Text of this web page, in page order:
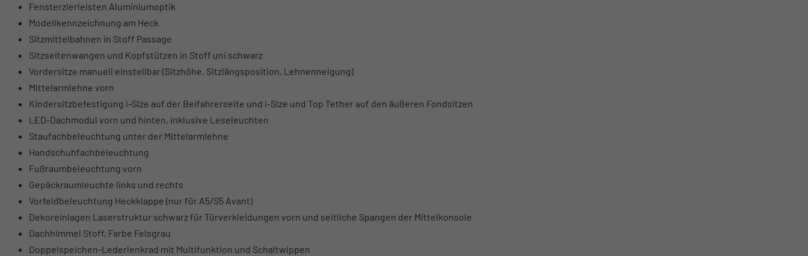
Fensterzierleisten Aluminiumoptik
Modellkennzeichnung am Heck
Sitzmittelbahnen in Stoff Passage
Sitzseitenwangen und Kopfstützen in Stoff uni schwarz
Vordersitze manuell einstellbar (Sitzhöhe, Sitzlängsposition, Lehnenneigung)
Mittelarmlehne vorn
Kindersitzbefestigung i-Size auf der Beifahrerseite und i-Size und Top Tether auf den äußeren Fondsitzen
LED-Dachmodul vorn und hinten, inklusive Leseleuchten
Staufachbeleuchtung unter der Mittelarmlehne
Handschuhfachbeleuchtung
Fußraumbeleuchtung vorn
Gepäckraumleuchte links und rechts
Vorfeldbeleuchtung Heckklappe (nur für A5/S5 Avant)
Dekoreinlagen Laserstruktur schwarz für Türverkleidungen vorn und seitliche Spangen der Mittelkonsole
Dachhimmel Stoff, Farbe Felsgrau
Doppelspeichen-Lederlenkrad mit Multifunktion und Schaltwippen